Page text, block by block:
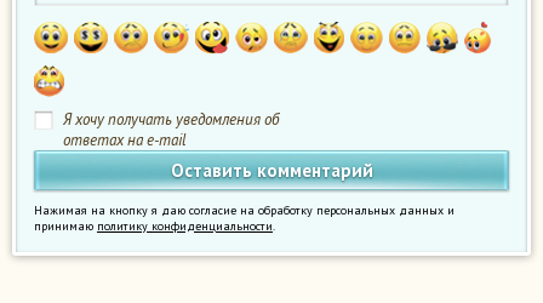
Я хочу получать уведомления об
ответах на e-mail
Нажимая на кнопку я даю согласие на обработку персональных данных и
принимаю политику конфиденциальности.